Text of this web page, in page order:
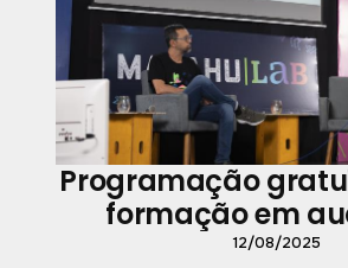
Programação
formação em
12/08/2025